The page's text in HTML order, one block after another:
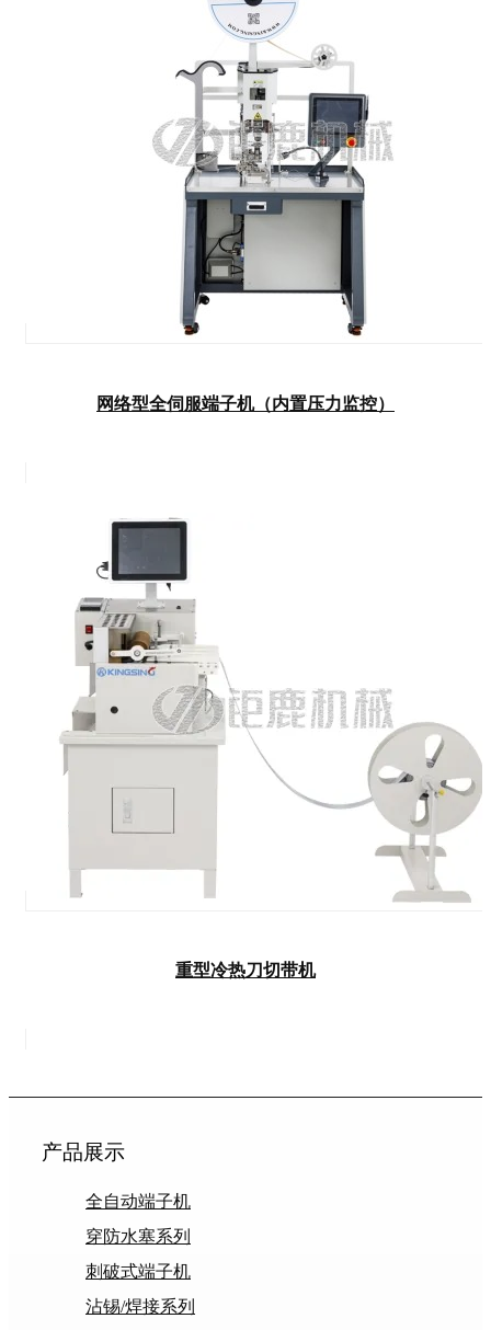
网络型全伺服端子机（内置压力监控）
重型冷热刀切带机
产品展示
全自动端子机
穿防水塞系列
刺破式端子机
沾锡/焊接系列